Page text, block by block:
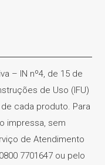
– IN nº4, de 15 de
de Uso (IFU)
cada produto. Para
impressa, sem
de Atendimento
7701647 ou pelo